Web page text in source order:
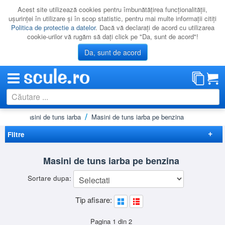
Acest site utilizează cookies pentru îmbunătăţirea funcţionalităţii,
uşurinţei în utilizare şi în scop statistic, pentru mai multe informaţii citiţi
Politica de protectie a datelor. Dacă vă declaraţi de acord cu utilizarea
cookie-urilor vă rugăm să daţi click pe "Da, sunt de acord"!
Da, sunt de acord
CATEGORII
PROMOTII
RESIGILATE
LICHIDARE
Masini de tuns iarba
Masini de tuns iarba pe benzina
Filtre
Elimina filtrele
Disponibilitate
Masini de tuns iarba pe benzina
Sortare dupa:
Tip afisare:
Pagina 1 din 2